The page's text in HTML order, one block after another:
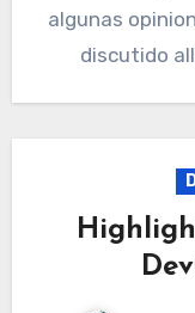
algunas
discutido